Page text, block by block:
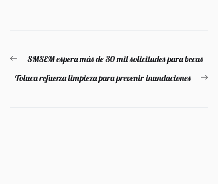
Navegación
de
entradas
EntradaSMSEM espera más de 30 mil solicitudes para becas
Toluca refuerza limpieza para prevenir inundaciones